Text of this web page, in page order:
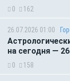
0 162
26.07.2026 01:00
на сегодня —
0 158